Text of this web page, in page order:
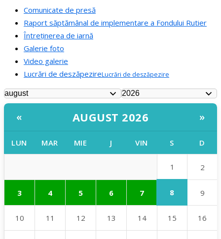
Comunicate de presă
Raport săptămânal de implementare a Fondului Rutier
Întreținerea de iarnă
Galerie foto
Video galerie
Lucrări de deszăpezireLucrări de deszăpezire
« AUGUST 2026 »
LUN MAR MIE J VIN S D
1 2
3 4 5 6 7 8 9
10 11 12 13 14 15 16